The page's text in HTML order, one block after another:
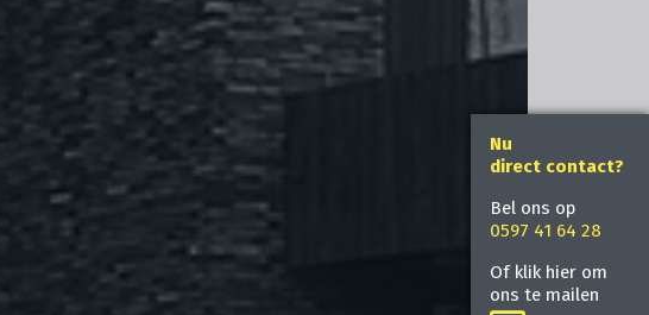
Nu
direct contact?
Bel ons op
0597 41 64 28
Of klik hier om
ons te mailen